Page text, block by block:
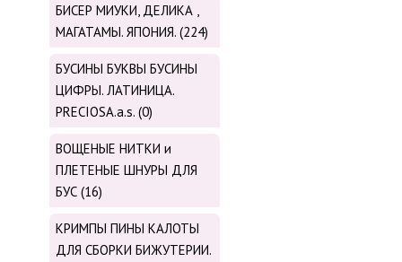
БИСЕР МИУКИ, ДЕЛИКА ,
МАГАТАМЫ. ЯПОНИЯ. (224)
БУСИНЫ БУКВЫ БУСИНЫ
ЦИФРЫ. ЛАТИНИЦА.
PRECIOSA.a.s. (0)
ВОЩЕНЫЕ НИТКИ и
ПЛЕТЕНЫЕ ШНУРЫ ДЛЯ
БУС (16)
КРИМПЫ ПИНЫ КАЛОТЫ
ДЛЯ СБОРКИ БИЖУТЕРИИ.